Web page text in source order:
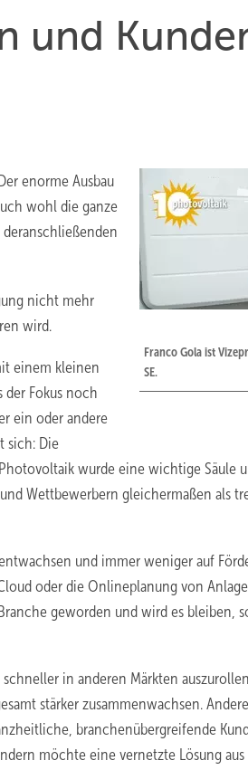
und
Franco Gola ist
SE.
enorme Ausbau
wohl die ganze
nicht mehr
wird.
einem kleinen
der Fokus noch
ein oder andere
sich: Die
wurde eine wichtige Säule
Wettbewerbern gleichermaßen als
und immer weniger auf
oder die Onlineplanung von
geworden und wird es bleiben,
in anderen Märkten
stärker zusammenwachsen.
branchenübergreifende
möchte eine vernetzte Lösung